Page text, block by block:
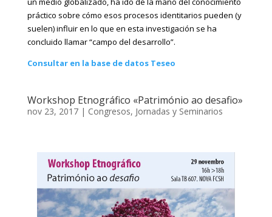
práctico sobre cómo esos procesos identitarios pueden (y
suelen) influir en lo que en esta investigación se ha
concluido llamar “campo del desarrollo”.
Consultar en la base de datos Teseo
Workshop Etnográfico «Património ao desafio»
nov 23, 2017| Congresos, Jornadas y Seminarios